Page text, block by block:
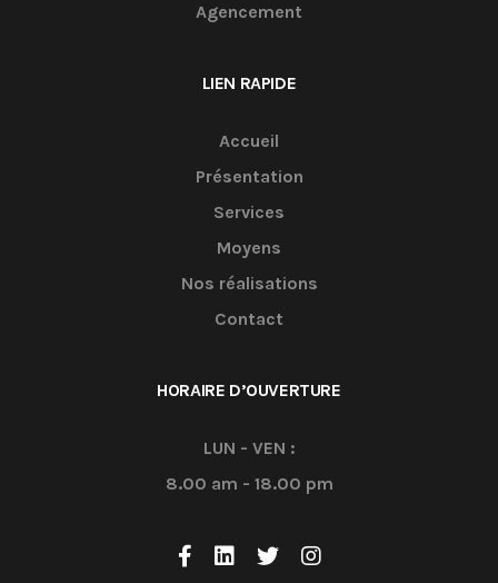
Agencement
LIEN RAPIDE
Accueil
Présentation
Services
Moyens
Nos réalisations
Contact
HORAIRE D’OUVERTURE
LUN - VEN :
8.00 am - 18.00 pm